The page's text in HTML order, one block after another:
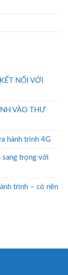
NỐI VỚI
VÀO THƯ
hành trình 4G
sang trọng với
trình – có nên